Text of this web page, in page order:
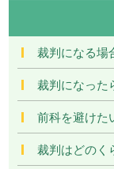
裁判になる場
裁判になった
前科を避けた
裁判はどのく